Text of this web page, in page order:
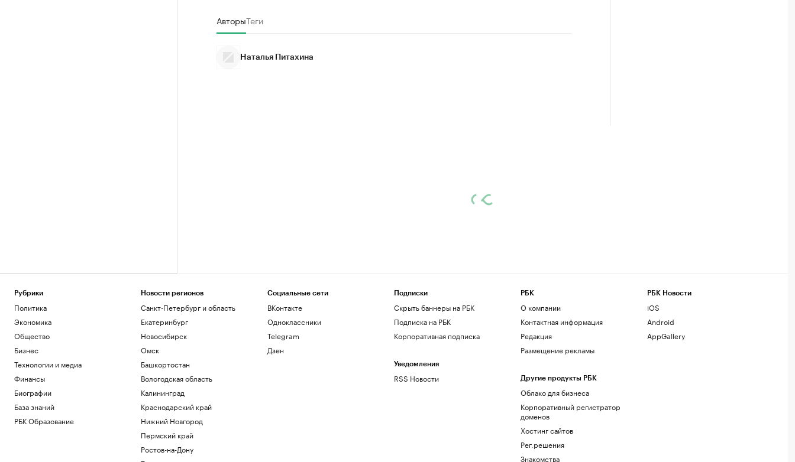
АвторыТеги
Наталья Питахина
Рубрики
Политика
Экономика
Общество
Бизнес
Технологии и медиа
Финансы
Биографии
База знаний
РБК Образование
Новости регионов
Санкт-Петербург и область
Екатеринбург
Новосибирск
Омск
Башкортостан
Вологодская область
Калининград
Краснодарский край
Нижний Новгород
Пермский край
Ростов-на-Дону
Социальные сети
ВКонтакте
Одноклассники
Telegram
Дзен
Подписки
Скрыть баннеры на РБК
Подписка на РБК
Корпоративная подписка
Уведомления
RSS Новости
РБК
О компании
Контактная информация
Редакция
Размещение рекламы
Другие продукты РБК
Облако для бизнеса
Корпоративный регистратор
доменов
Хостинг сайтов
Рег.решения
Знакомства
РБК Новости
iOS
Android
AppGallery